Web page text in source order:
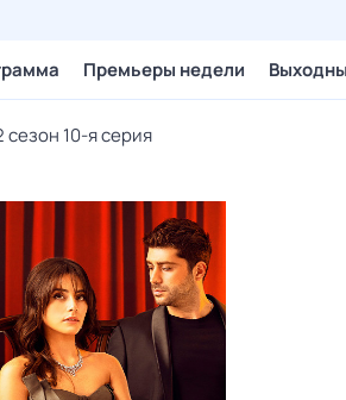
Премьеры недели
10-я серия